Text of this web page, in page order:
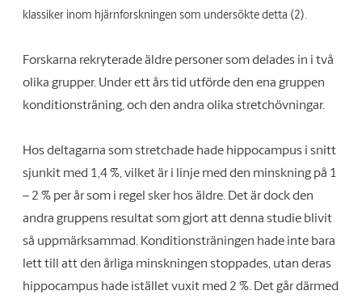
klassiker inom hjärnforskningen som undersökte detta (2).
Forskarna rekryterade äldre personer som delades in i två
olika grupper. Under ett års tid utförde den ena gruppen
konditionsträning, och den andra olika stretchövningar.
Hos deltagarna som stretchade hade hippocampus i snitt
sjunkit med 1,4 %, vilket är i linje med den minskning på 1
– 2 % per år som i regel sker hos äldre. Det är dock den
andra gruppens resultat som gjort att denna studie blivit
så uppmärksammad. Konditionsträningen hade inte bara
lett till att den årliga minskningen stoppades, utan deras
hippocampus hade istället vuxit med 2 %. Det går därmed